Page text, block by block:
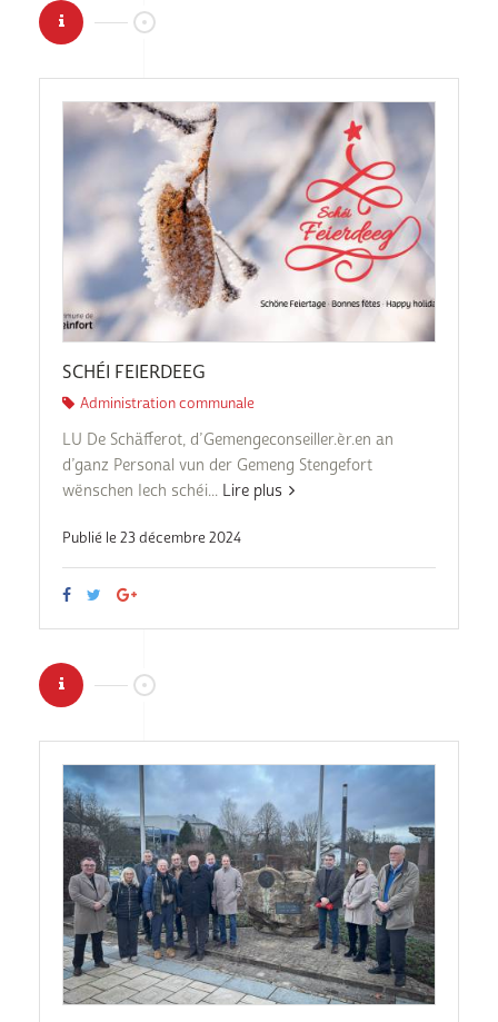
SCHÉI FEIERDEEG
Administration communale
LU De Schäfferot, d’Gemengeconseiller.èr.en an
d’ganz Personal vun der Gemeng Stengefort
wënschen Iech schéi... Lire plus
Publié le 23 décembre 2024